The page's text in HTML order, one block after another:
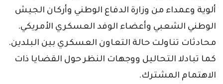
ألوية وعمداء من وزارة الدفاع الوطني وأركان الجيش
الوطني الشعبي وأعضاء الوفد العسكري الأمريكي.
محادثات تناولت حالة التعاون العسكري بين البلدين.
كما تبادلا التحاليل ووجهات النظر حول القضايا ذات
الاهتمام المشترك.